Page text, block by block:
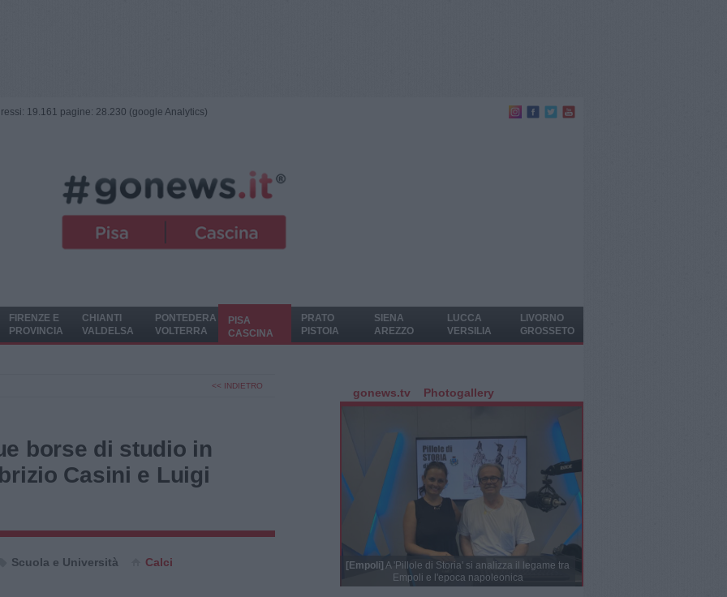
19.161 pagine: 28.230 (google Analytics)
FIRENZE E
PROVINCIA
CHIANTI
VALDELSA
PONTEDERA
VOLTERRA
PISA
CASCINA
PRATO
PISTOIA
SIENA
AREZZO
LUCCA
VERSILIA
LIVORNO
GROSSETO
<< INDIETRO
borse di studio in
Casini e Luigi
Scuola e Università Calci
gonews.tv Photogallery
[Empoli] A 'Pillole di Storia' si analizza il legame tra
Empoli e l'epoca napoleonica